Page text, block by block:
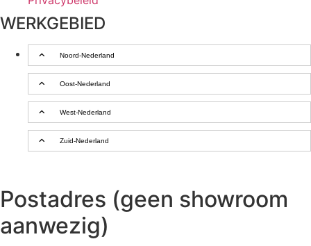
WERKGEBIED
Noord-Nederland
Oost-Nederland
West-Nederland
Zuid-Nederland
Postadres (geen showroom
aanwezig)